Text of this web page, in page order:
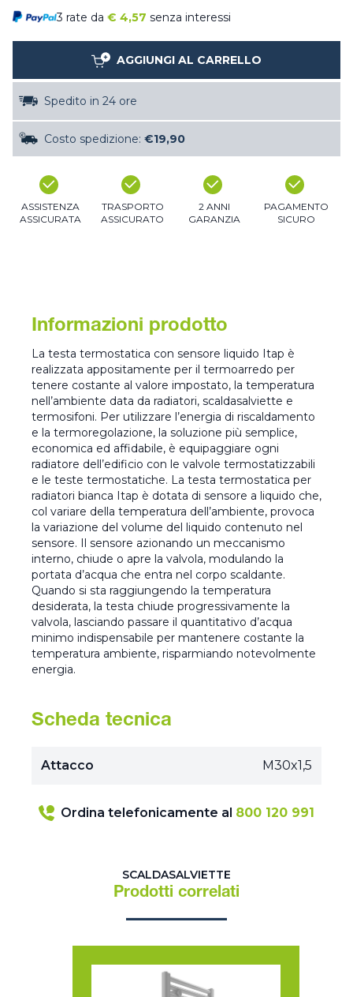
3 rate da € 4,57 senza interessi
AGGIUNGI AL CARRELLO
Spedito in 24 ore
Costo spedizione: €19,90
ASSISTENZA
ASSICURATA
TRASPORTO
ASSICURATO
2 ANNI
GARANZIA
PAGAMENTO
SICURO
Informazioni prodotto
La testa termostatica con sensore liquido Itap è
realizzata appositamente per il termoarredo per
tenere costante al valore impostato, la temperatura
nell’ambiente data da radiatori, scaldasalviette e
termosifoni. Per utilizzare l’energia di riscaldamento
e la termoregolazione, la soluzione più semplice,
economica ed affidabile, è equipaggiare ogni
radiatore dell’edificio con le valvole termostatizzabili
e le teste termostatiche. La testa termostatica per
radiatori bianca Itap è dotata di sensore a liquido che,
col variare della temperatura dell’ambiente, provoca
la variazione del volume del liquido contenuto nel
sensore. Il sensore azionando un meccanismo
interno, chiude o apre la valvola, modulando la
portata d’acqua che entra nel corpo scaldante.
Quando si sta raggiungendo la temperatura
desiderata, la testa chiude progressivamente la
valvola, lasciando passare il quantitativo d’acqua
minimo indispensabile per mantenere costante la
temperatura ambiente, risparmiando notevolmente
energia.
Scheda tecnica
Attacco M30x1,5
Ordina telefonicamente al 800 120 991
SCALDASALVIETTE
Prodotti correlati